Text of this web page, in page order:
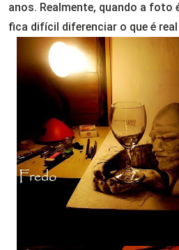
anos. Realmente, quando a foto
fica difícil diferenciar o que é real